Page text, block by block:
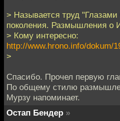
> Называется труд "Глазами
поколения. Размышления о
> Кому интересно:
http://www.hrono.info/dokum/
>
Спасибо. Прочел первую
По общему стилю
Мурзу напоминает.
Остап Бендер »